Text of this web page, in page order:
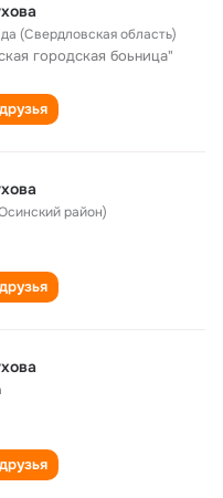
(Свердловская область)
городская боьница"
район)